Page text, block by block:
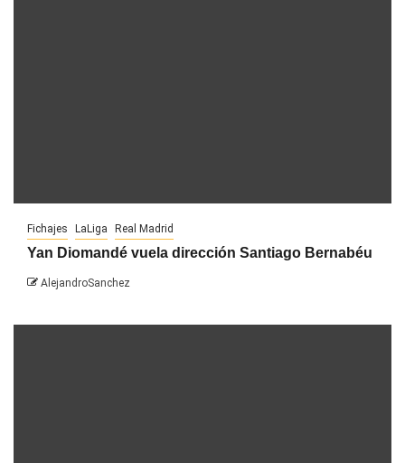
Fichajes LaLiga Real Madrid
Yan Diomandé vuela dirección Santiago Bernabéu
AlejandroSanchez